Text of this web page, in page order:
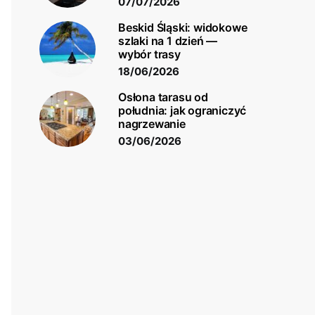
Beskid Śląski: widokowe
szlaki na 1 dzień —
wybór trasy
18/06/2026
Osłona tarasu od
południa: jak ograniczyć
nagrzewanie
03/06/2026